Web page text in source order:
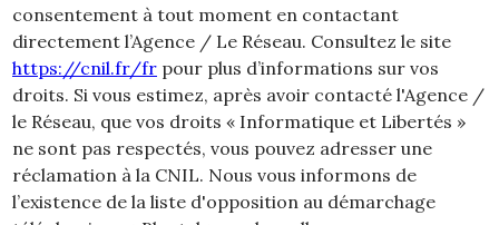
consentement à tout moment en contactant
directement l’Agence / Le Réseau. Consultez le site
https://cnil.fr/fr pour plus d’informations sur vos
droits. Si vous estimez, après avoir contacté l'Agence /
le Réseau, que vos droits « Informatique et Libertés »
ne sont pas respectés, vous pouvez adresser une
réclamation à la CNIL. Nous vous informons de
l’existence de la liste d'opposition au démarchage